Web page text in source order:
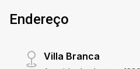
Endereço
Villa Branca